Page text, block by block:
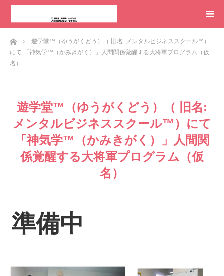
ホーム遊学堂™️（ゆうがくどう）（ 旧名: メンタルビジネススクール™️）
にて 「神気学™️（かみきがく）」人間関係覚醒する大将軍プログラム（仮
名）
遊学堂™️（ゆうがくどう）（ 旧名:
メンタルビジネススクール™️）にて
「神気学™️（かみきがく）」人間関
係覚醒する大将軍プログラム（仮
名）
準備中